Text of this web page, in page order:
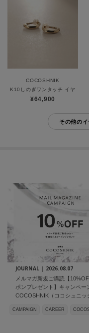
COCOSHNIK
K10しのぎワンタッチ イヤリング
¥64,900
その他の
JOURNAL | 2026.08.07
メルマガ新規ご購読【
ポンプレゼント】キャンペー
COCOSHNIK（ココシュニッ
CAMPAIGN CAREER